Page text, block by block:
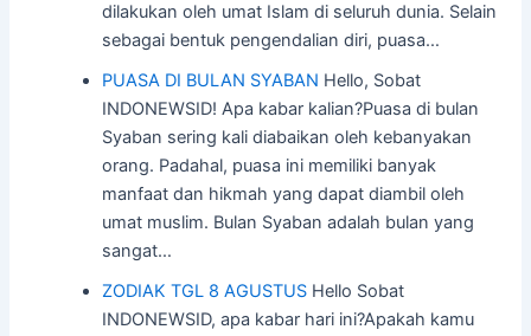
dilakukan oleh umat Islam di seluruh dunia. Selain
sebagai bentuk pengendalian diri, puasa…
PUASA DI BULAN SYABAN Hello, Sobat
INDONEWSID! Apa kabar kalian?Puasa di bulan
Syaban sering kali diabaikan oleh kebanyakan
orang. Padahal, puasa ini memiliki banyak
manfaat dan hikmah yang dapat diambil oleh
umat muslim. Bulan Syaban adalah bulan yang
sangat…
ZODIAK TGL 8 AGUSTUS Hello Sobat
INDONEWSID, apa kabar hari ini?Apakah kamu